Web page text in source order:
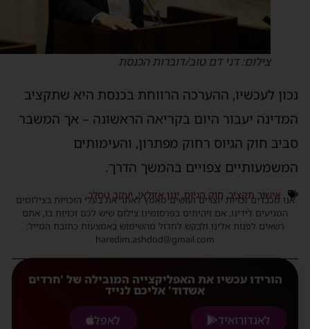
צילום: דני דם טוב/דוברות הכנסת
לעכשיו, ההערכה הרווחת בכנסת היא שתקציב
יעבור היום בקריאה הראשונה – אך המשבר
חוק הגיוס רחוק מפתרון, והעימותים
צפויים בהמשך הדרך.
אישור תקציב,חוק הגיוס,ינון אזולאי,יעקב טסלר
אנו מכבדים זכויות יוצרים ועושים מאמץ לאתר את בעלי הזכויות בצילומים
המגיעים לידינו. אם זיהיתים בפרסומינו צילום שיש לכם זכויות בו, אתם
רשאים לפנות אלינו ולבקש לחדול מהשימוש באמצעות כתובת המייל:
haredim.ashdod@gmail.com
הורידו עכשיו את האפליקצייה המובילה של 'חרדים
אשדוד' אליכם לנייד
לאנדורואיד
לאפל